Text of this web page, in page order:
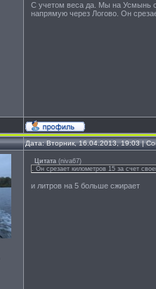
С учетом веса да. Мы на Усмынь
напрямую через Логово. Он
Дата: Вторник, 16.04.2013, 19:03 |
Цитата (niva67)
. Он срезает километров 15 за счет
и литров на 5 больше сжирает